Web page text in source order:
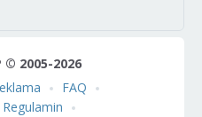
© 2005-2026
FAQ
Regulamin